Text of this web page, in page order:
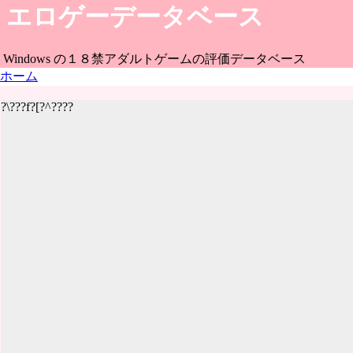
エロゲーデータベース
Windows の１８禁アダルトゲームの評価データベース
ホーム
?\???f?[?^????